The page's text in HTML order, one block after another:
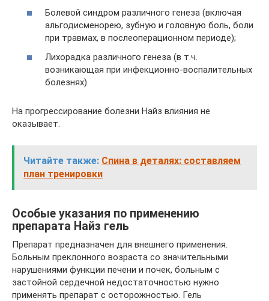
Болевой синдром различного генеза (включая
альгодисменорею, зубную и головную боль, боли
при травмах, в послеоперационном периоде);
Лихорадка различного генеза (в т.ч.
возникающая при инфекционно-воспалительных
болезнях).
На прогрессирование болезни Найз влияния не
оказывает.
Читайте также: Спина в деталях: составляем
план тренировки
Особые указания по применению
препарата Найз гель
Препарат предназначен для внешнего применения.
Больным преклонного возраста со значительными
нарушениями функции печени и почек, больным с
застойной сердечной недостаточностью нужно
применять препарат с осторожностью. Гель